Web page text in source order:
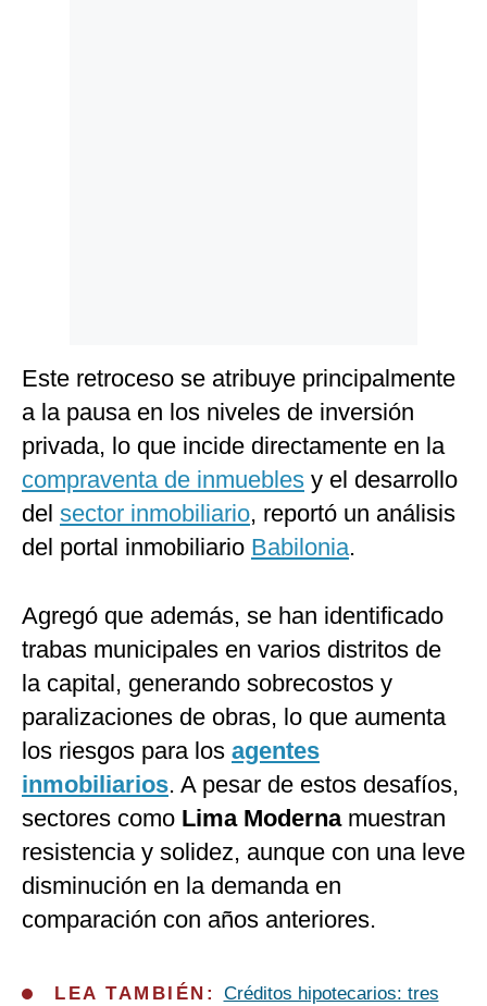
Este retroceso se atribuye principalmente
a la pausa en los niveles de inversión
privada, lo que incide directamente en la
compraventa de inmuebles y el desarrollo
del sector inmobiliario, reportó un análisis
del portal inmobiliario Babilonia.
Agregó que además, se han identificado
trabas municipales en varios distritos de
la capital, generando sobrecostos y
paralizaciones de obras, lo que aumenta
los riesgos para los agentes
inmobiliarios. A pesar de estos desafíos,
sectores como Lima Modernamuestran
resistencia y solidez, aunque con una leve
disminución en la demanda en
comparación con años anteriores.
LEA TAMBIÉN: Créditos hipotecarios: tres